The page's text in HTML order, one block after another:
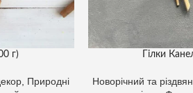
г)
, Природні
Гілки
Новорічний та